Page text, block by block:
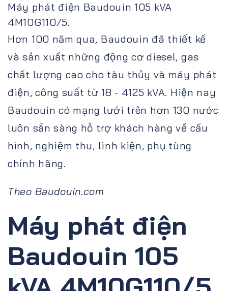
Máy phát điện Baudouin 105 kVA
4M10G110/5.
Hơn 100 năm qua, Baudouin đã thiết kế
và sản xuất những động cơ diesel, gas
chất lượng cao cho tàu thủy và máy phát
điện, công suất từ 18 - 4125 kVA. Hiện nay
Baudouin có mạng lưới trên hơn 130 nước
luôn sẵn sàng hỗ trợ khách hàng về cấu
hình, nghiệm thu, linh kiện, phụ tùng
chính hãng.
Theo Baudouin.com
Máy phát điện
Baudouin 105